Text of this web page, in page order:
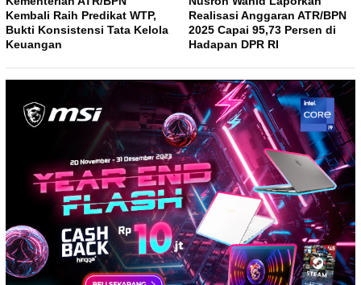
Kembali Raih Predikat WTP,
Bukti Konsistensi Tata Kelola
Keuangan
Realisasi Anggaran ATR/BPN
2025 Capai 95,73 Persen di
Hadapan DPR RI